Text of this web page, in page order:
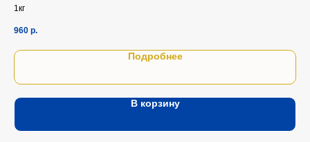
1кг
960 р.
Подробнее
В корзину